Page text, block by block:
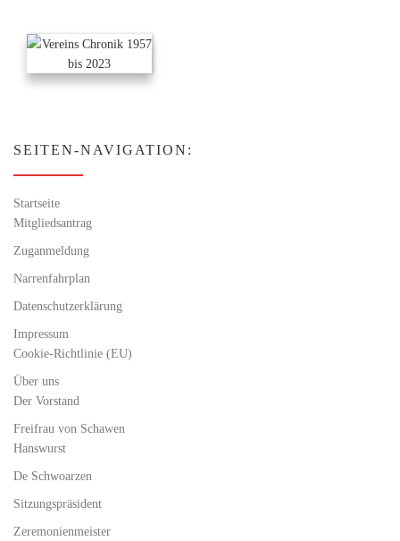
SEITEN-NAVIGATION:
Startseite
Mitgliedsantrag
Zuganmeldung
Narrenfahrplan
Datenschutzerklärung
Impressum
Cookie-Richtlinie (EU)
Über uns
Der Vorstand
Freifrau von Schawen
Hanswurst
De Schwoarzen
Sitzungspräsident
Zeremonienmeister